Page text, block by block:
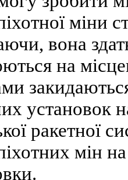
міни
вона
на
установок
ракетної
мін